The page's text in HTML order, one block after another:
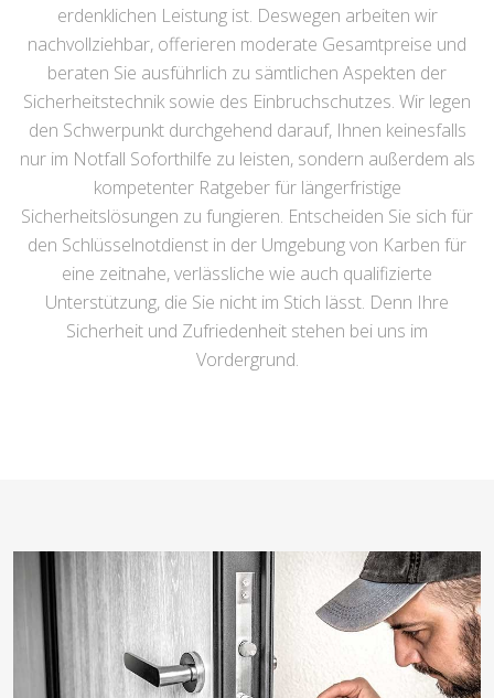
erdenklichen Leistung ist. Deswegen arbeiten wir
nachvollziehbar, offerieren moderate Gesamtpreise und
beraten Sie ausführlich zu sämtlichen Aspekten der
Sicherheitstechnik sowie des Einbruchschutzes. Wir legen
den Schwerpunkt durchgehend darauf, Ihnen keinesfalls
nur im Notfall Soforthilfe zu leisten, sondern außerdem als
kompetenter Ratgeber für längerfristige
Sicherheitslösungen zu fungieren. Entscheiden Sie sich für
den Schlüsselnotdienst in der Umgebung von Karben für
eine zeitnahe, verlässliche wie auch qualifizierte
Unterstützung, die Sie nicht im Stich lässt. Denn Ihre
Sicherheit und Zufriedenheit stehen bei uns im
Vordergrund.